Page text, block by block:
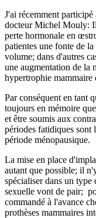
J'ai récemment
docteur Michel Mouly:
perte hormonale en
patientes une fonte de
volume; dans d'autres
une augmentation de la
hypertrophie mammaire
Par conséquent en tant
toujours en mémoire
et être soumis aux
périodes fatidiques sont
période ménopausique.
La mise en place
autant que possible; il
spécialiser dans un
sexuelle vont de pair;
commandé à l'avance
prothèses mammaires